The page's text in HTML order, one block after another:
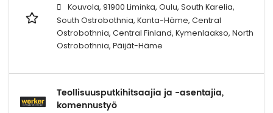
Kouvola, 91900 Liminka, Oulu, South Karelia,
South Ostrobothnia, Kanta-Häme, Central
Ostrobothnia, Central Finland, Kymenlaakso, North
Ostrobothnia, Päijät-Häme
Teollisuusputkihitsaajia ja -asentajia,
komennustyö